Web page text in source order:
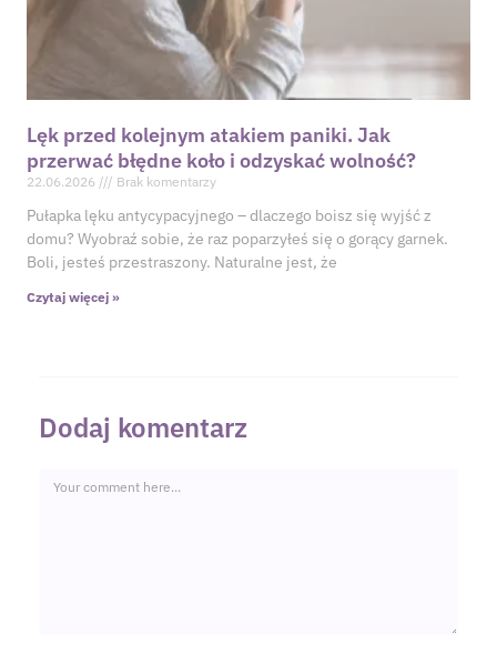
Lęk przed kolejnym atakiem paniki. Jak
przerwać błędne koło i odzyskać wolność?
22.06.2026 Brak komentarzy
Pułapka lęku antycypacyjnego – dlaczego boisz się wyjść z
domu? Wyobraź sobie, że raz poparzyłeś się o gorący garnek.
Boli, jesteś przestraszony. Naturalne jest, że
Czytaj więcej »
Dodaj komentarz